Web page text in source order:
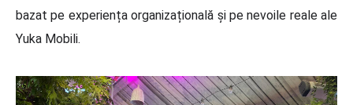
bazat pe experiența organizațională și pe nevoile reale ale
Yuka Mobili.